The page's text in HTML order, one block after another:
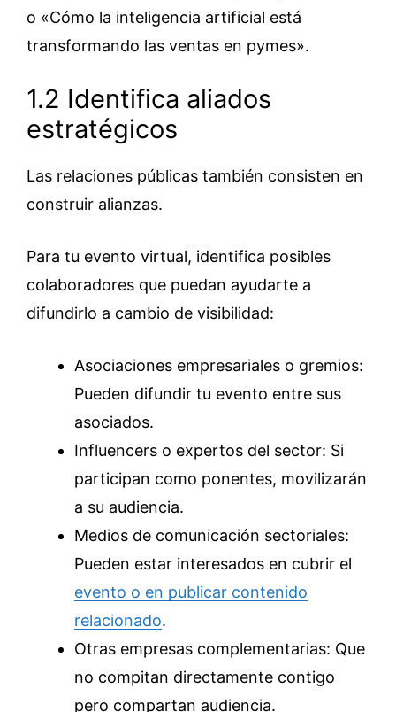
o «Cómo la inteligencia artificial está
transformando las ventas en pymes».
1.2 Identifica aliados
estratégicos
Las relaciones públicas también consisten en
construir alianzas.
Para tu evento virtual, identifica posibles
colaboradores que puedan ayudarte a
difundirlo a cambio de visibilidad:
Asociaciones empresariales o gremios:
Pueden difundir tu evento entre sus
asociados.
Influencers o expertos del sector: Si
participan como ponentes, movilizarán
a su audiencia.
Medios de comunicación sectoriales:
Pueden estar interesados en cubrir el
evento o en publicar contenido
relacionado.
Otras empresas complementarias: Que
no compitan directamente contigo
pero compartan audiencia.